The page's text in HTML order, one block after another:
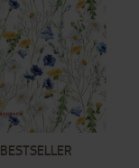
BESTSELLER